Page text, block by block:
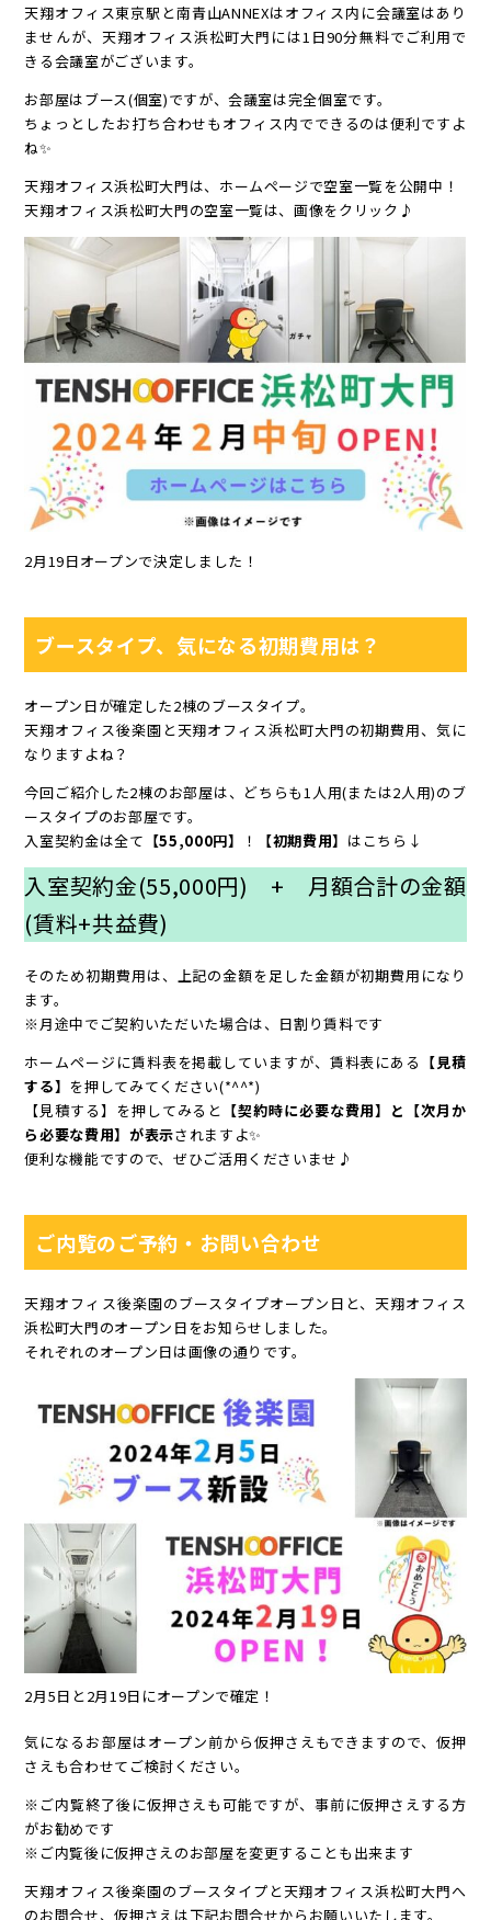
天翔オフィス東京駅と南青山ANNEXはオフィス内に会議室はあり
ませんが、天翔オフィス浜松町大門には1日90分無料でご利用で
きる会議室がございます。
お部屋はブース(個室)ですが、会議室は完全個室です。
ちょっとしたお打ち合わせもオフィス内でできるのは便利ですよ
ね✨
天翔オフィス浜松町大門は、ホームページで空室一覧を公開中！
天翔オフィス浜松町大門の空室一覧は、画像をクリック♪
2月19日オープンで決定しました！
ブースタイプ、気になる初期費用は？
オープン日が確定した2棟のブースタイプ。
天翔オフィス後楽園と天翔オフィス浜松町大門の初期費用、気に
なりますよね？
今回ご紹介した2棟のお部屋は、どちらも1人用(または2人用)のブ
ースタイプのお部屋です。
入室契約金は全て 【55,000円】 ！ 【初期費用】 はこちら↓
入室契約金(55,000円) + 月額合計の金額
(賃料+共益費)
そのため初期費用は、上記の金額を足した金額が初期費用になり
ます。
※月途中でご契約いただいた場合は、日割り賃料です
ホームページに賃料表を掲載していますが、賃料表にある 【見積
する】 を押してみてください(*^^*)
【見積する】を押してみると 【契約時に必要な費用】と【次月か
ら必要な費用】が表示されますよ✨
便利な機能ですので、ぜひご活用くださいませ♪
ご内覧のご予約・お問い合わせ
天翔オフィス後楽園のブースタイプオープン日と、天翔オフィス
浜松町大門のオープン日をお知らせしました。
それぞれのオープン日は画像の通りです。
2月5日と2月19日にオープンで確定！
気になるお部屋はオープン前から仮押さえもできますので、仮押
さえも合わせてご検討ください。
※ご内覧終了後に仮押さえも可能ですが、事前に仮押さえする方
がお勧めです
※ご内覧後に仮押さえのお部屋を変更することも出来ます
天翔オフィス後楽園のブースタイプと天翔オフィス浜松町大門へ
のお問合せ、仮押さえは下記お問合せからお願いいたします。